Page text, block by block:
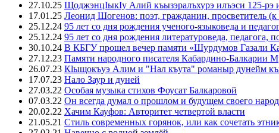
27.10.25 ЩоджэнцIыкIу Алий къызэралъхурэ илъэси 125-рэ
17.01.25 Леонид Шогенов: поэт, гражданин, просветитель
25.12.24 95 лет со дня рождения ученого-языковеда и
25.12.24 95 лет со дня рождения литературоведа, педагога,
30.10.24 В КБГУ прошел вечер памяти «Шурдумов Газали
27.12.23 Памяти народного писателя Кабардино-Балкарии
26.07.23 Кlыщокъуэ Алим и "Нал къута" романыр дунейм
17.07.23 Нало Заур и дуней
27.03.22 Особая музыка стихов Фоусат Балкаровой
07.03.22 Он всегда думал о прошлом и будущем своего
20.02.22 Хачим Кауфов: Авторитет четвертой власти
21.05.21 Стиль современных горянок, или как сочетать